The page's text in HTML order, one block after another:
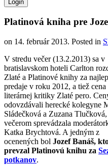
Platinová kniha pre
on 14. február 2013. Posted in
V stredu večer (13.2.2013) sa v
bratislavskom hoteli Carlton
Zlaté a Platinové knihy za
predaje v roku 2012, a tiež cena
literárnej kritiky Zlaté pero.
odovzdávali herecké kolegyne
Sládečková a Zuzana Tlučková,
večerom sprevádzala
Katka Brychtová. A jedným z
ocenených bol Jozef Banáš,
prevzal Platinovú knihu za
potkanov.